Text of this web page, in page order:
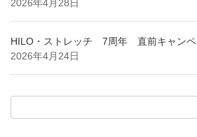
2026年4月28日
HILO・ストレッチ 7周年 直前キャンペ
2026年4月24日